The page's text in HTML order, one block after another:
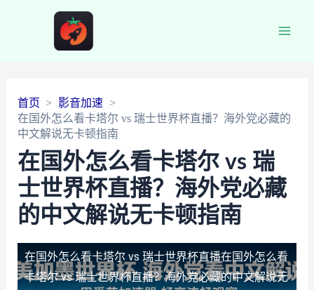
首页
影音加速
在国外怎么看卡塔尔 vs 瑞士世界杯直播？海外党必藏的
中文解说无卡顿指南
在国外怎么看卡塔尔 vs 瑞
士世界杯直播？海外党必藏
的中文解说无卡顿指南
在国外怎么看卡塔尔 vs 瑞士世界杯直播在国外怎么看
卡塔尔 vs 瑞士世界杯直播？海外党必藏的中文解说无